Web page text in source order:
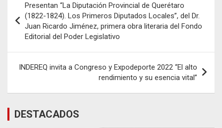
de
entradas
Presentan “La Diputación Provincial de Querétaro
(1822-1824). Los Primeros Diputados Locales”, del Dr.
Juan Ricardo Jiménez, primera obra literaria del Fondo
Editorial del Poder Legislativo
INDEREQ invita a Congreso y Expodeporte 2022 “El alto
rendimiento y su esencia vital”
DESTACADOS